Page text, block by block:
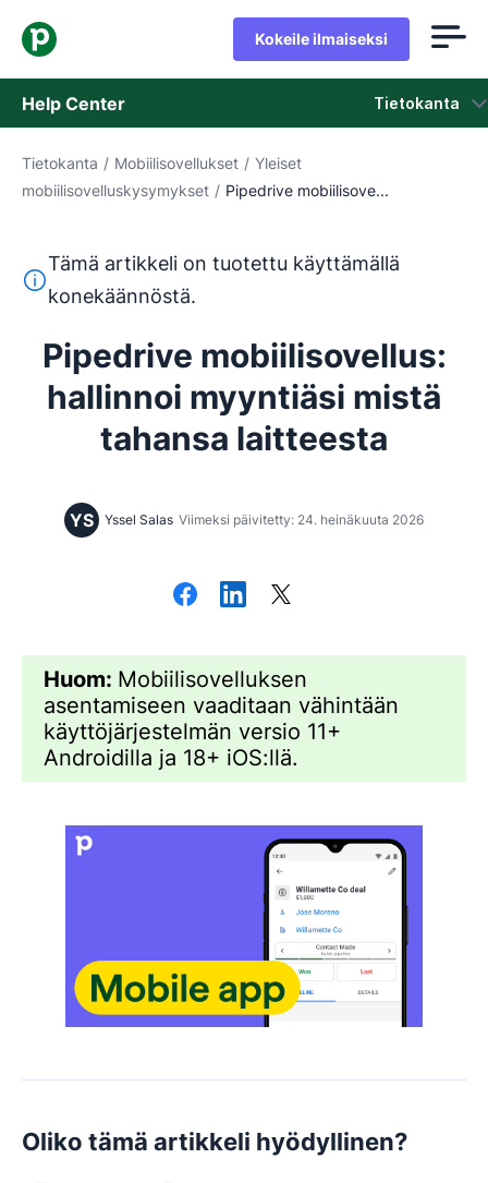
Kokeile ilmaiseksi
Help Center Tietokanta
Tietokanta
Ota yhteyttä tukeen
Tietokanta / Mobiilisovellukset / Yleiset
mobiilisovelluskysymykset / Pipedrive mobiilisove...
Tämä teksti on käännetty englannista
Tämä artikkeli on tuotettu käyttämällä
konekäännöstä.
Pipedrive mobiilisovellus:
hallinnoi myyntiäsi mistä
tahansa laitteesta
YS Yssel Salas Viimeksi päivitetty: 24. heinäkuuta 2026
Huom: Mobiilisovelluksen
asentamiseen vaaditaan vähintään
käyttöjärjestelmän versio 11+
Androidilla ja 18+ iOS:llä.
Oliko tämä artikkeli hyödyllinen?